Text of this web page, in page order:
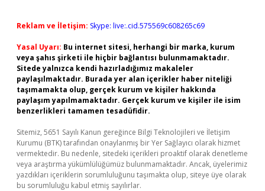
Reklam ve İletişim: Skype: live:.cid.575569c608265c69
Yasal Uyarı: Bu internet sitesi, herhangi bir marka, kurum
veya şahıs şirketi ile hiçbir bağlantısı bulunmamaktadır.
Sitede yalnızca kendi hazırladığımız makaleler
paylaşılmaktadır. Burada yer alan içerikler haber niteliği
taşımamakta olup, gerçek kurum ve kişiler hakkında
paylaşım yapılmamaktadır. Gerçek kurum ve kişiler ile isim
benzerlikleri tamamen tesadüfidir.
Sitemiz, 5651 Sayılı Kanun gereğince Bilgi Teknolojileri ve İletişim
Kurumu (BTK) tarafından onaylanmış bir Yer Sağlayıcı olarak hizmet
vermektedir. Bu nedenle, sitedeki içerikleri proaktif olarak denetleme
veya araştırma yükümlülüğümüz bulunmamaktadır. Ancak, üyelerimiz
yazdıkları içeriklerin sorumluluğunu taşımakta olup, siteye üye olarak
bu sorumluluğu kabul etmiş sayılırlar.